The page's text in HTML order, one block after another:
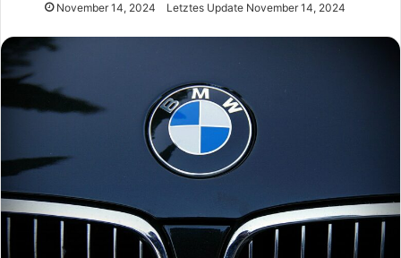
November 14, 2024 Letztes Update November 14, 2024